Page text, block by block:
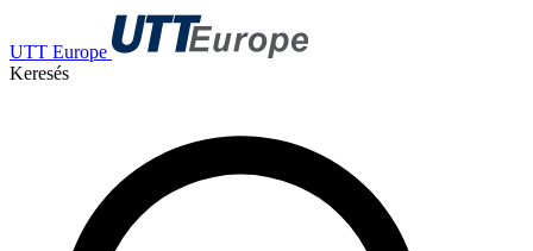
UTT Europe
Keresés